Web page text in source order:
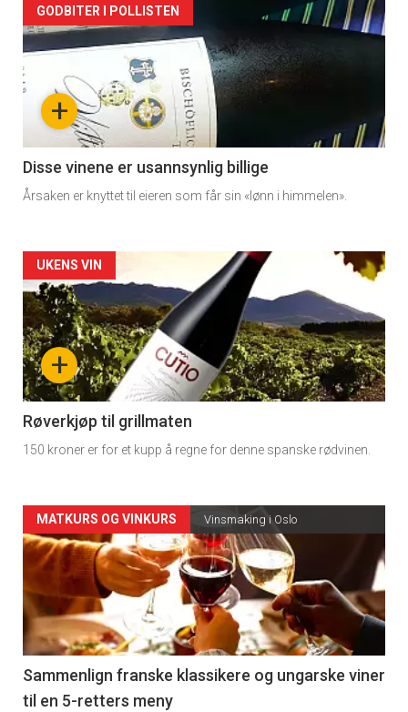
Forsiden
akkurat
nå
3
+
GODBITER I POLLISTEN
Disse vinene er usannsynlig billige
Årsaken er knyttet til eieren som får sin «lønn i himmelen».
Forsiden
akkurat
nå
-
4
+
UKENS VIN
Røverkjøp til grillmaten
150 kroner er for et kupp å regne for denne spanske rødvinen.
Forsiden
akkurat
nå
-
5
MATKURS OG VINKURS Vinsmaking i Oslo
Sammenlign franske klassikere og ungarske viner
til en 5-retters meny